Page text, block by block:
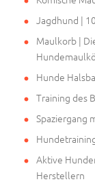
Jagdhund |
Maulkorb |
Hunde
Training des
Spaziergang
Aktive
Herstellern